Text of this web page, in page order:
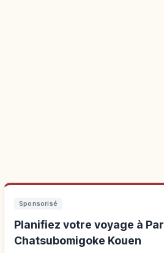
Sponsorisé
Planifiez votre voyage à
Chatsubomigoke Kouen